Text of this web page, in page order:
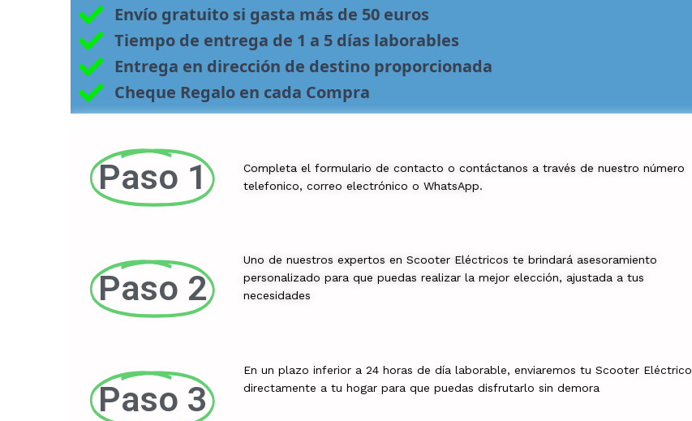
Envío gratuito si gasta más de 50 euros
Tiempo de entrega de 1 a 5 días laborables
Entrega en dirección de destino proporcionada
Cheque Regalo en cada Compra
Paso 1
Paso 2
Paso 3
Completa el formulario de contacto o contáctanos a través de nuestro número
telefonico, correo electrónico o WhatsApp.
Uno de nuestros expertos en Scooter Eléctricos te brindará asesoramiento
personalizado para que puedas realizar la mejor elección, ajustada a tus
necesidades
En un plazo inferior a 24 horas de día laborable, enviaremos tu Scooter Eléctrico
directamente a tu hogar para que puedas disfrutarlo sin demora